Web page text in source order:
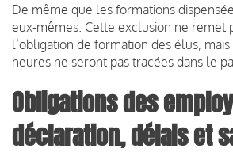
De même que les formations
eux-mêmes. Cette exclusion ne remet
l’obligation de formation des élus,
heures ne seront pas tracées dans le
Obligations des
déclaration, délais et